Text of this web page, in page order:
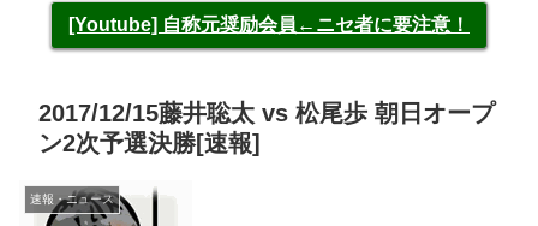
[Youtube] 自称元奨励会員←ニセ者に要注意！
2017/12/15藤井聡太 vs 松尾歩 朝日オープ
ン2次予選決勝[速報]
速報・ニュース